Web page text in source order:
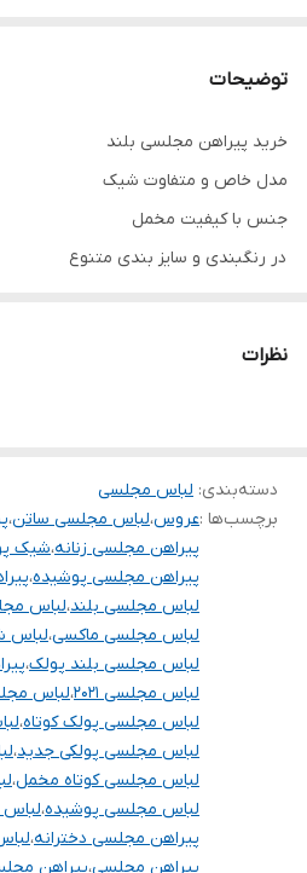
توضیحات
خرید پیراهن مجلسی بلند
مدل خاص و متفاوت شیک
جنس با کیفیت مخمل
در رنگبندی و سایز بندی متنوع
توجه توجه : دوستان عزیز لطفا در
مشخصات کارها زیر آن قید شده لطفا
سایت امکان مرجوع یا تعویض مدل
نظرات
دسته‌بندی: لباس مجلسی
برچسب‌ها :عروس،لباس مجلسی ساتن،
پیراهن مجلسی زنانه،شیک
پیراهن مجلسی پوشیده،
لباس مجلسی بلند،لباس
لباس مجلسی ماکسی،
لباس مجلسی بلند پولک،
لباس مجلسی ۲۰۲۱
،لباس
لباس مجلسی پولک کوتاه،
لباس مجلسی پولکی جدید،
لباس مجلسی کوتاه مخمل،
لباس مجلسی پوشیده،
پیراهن مجلسی دخترانه،
پیراهن مجلسی،پیراهن